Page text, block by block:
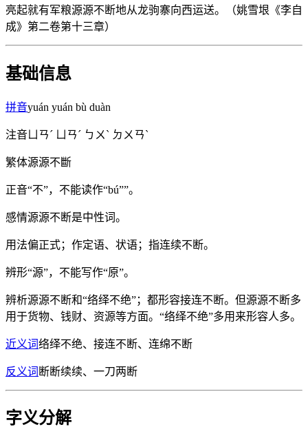
亮起就有军粮源源不断地从龙驹寨向西运送。（姚雪垠《李自
成》第二卷第十三章）
基础信息
拼音yuán yuán bù duàn
注音 ㄩㄢˊ ㄩㄢˊ ㄅㄨˋ ㄉㄨㄢˋ
繁体源源不斷
正音“不”，不能读作“bú””。
感情源源不断是中性词。
用法偏正式；作定语、状语；指连续不断。
辨形“源”，不能写作“原”。
辨析源源不断和“络绎不绝”；都形容接连不断。但源源不断多
用于货物、钱财、资源等方面。“络绎不绝”多用来形容人多。
近义词络绎不绝、接连不断、连绵不断
反义词 断断续续、一刀两断
字义分解